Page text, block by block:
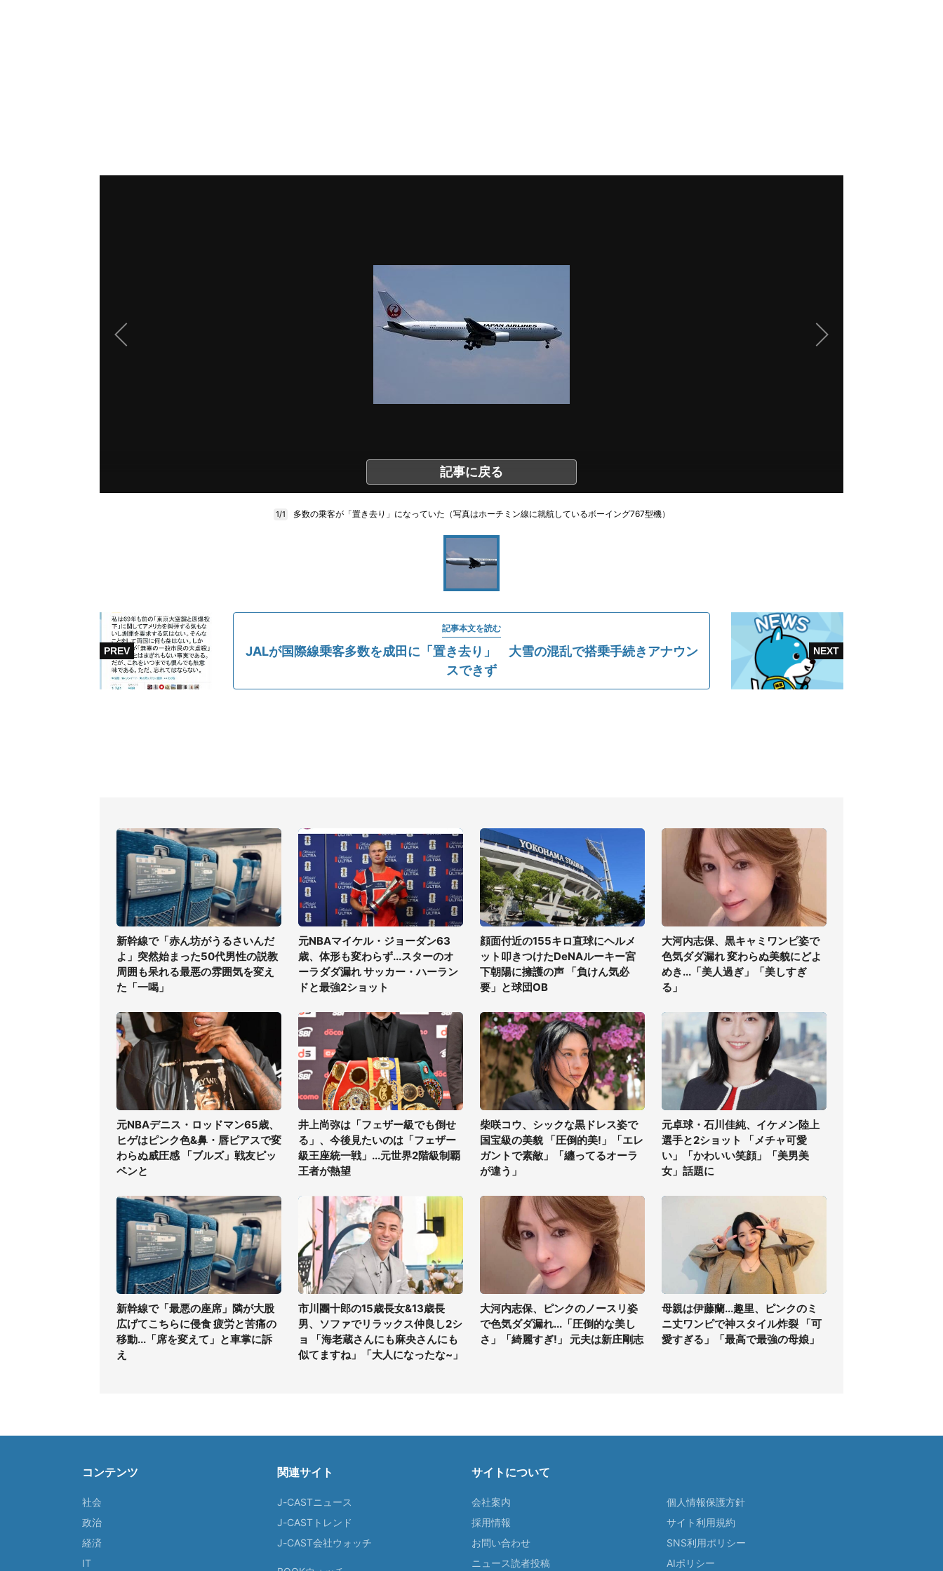
記事に戻る
1/1 多数の乗客が「置き去り」になっていた（写真はホーチミン線に就航しているボーイング767型機）
記事本文を読む
JALが国際線乗客多数を成田に「置き去り」 大雪の混乱で搭乗手続きアナウン
スできず
新幹線で「赤ん坊がうるさいんだ
よ」突然始まった50代男性の説教
周囲も呆れる最悪の雰囲気を変え
た「一喝」
元NBAマイケル・ジョーダン63
歳、体形も変わらず...スターのオ
ーラダダ漏れ サッカー・ハーラン
ドと最強2ショット
顔面付近の155キロ直球にヘルメ
ット叩きつけたDeNAルーキー宮
下朝陽に擁護の声 「負けん気必
要」と球団OB
大河内志保、黒キャミワンピ姿で
色気ダダ漏れ 変わらぬ美貌にどよ
めき...「美人過ぎ」「美しすぎ
る」
元NBAデニス・ロッドマン65歳、
ヒゲはピンク色&鼻・唇ピアスで変
わらぬ威圧感 「ブルズ」戦友ピッ
ペンと
井上尚弥は「フェザー級でも倒せ
る」、今後見たいのは「フェザー
級王座統一戦」...元世界2階級制覇
王者が熱望
柴咲コウ、シックな黒ドレス姿で
国宝級の美貌 「圧倒的美!」「エレ
ガントで素敵」「纏ってるオーラ
が違う」
元卓球・石川佳純、イケメン陸上
選手と2ショット 「メチャ可愛
い」「かわいい笑顔」「美男美
女」話題に
新幹線で「最悪の座席」隣が大股
広げてこちらに侵食 疲労と苦痛の
移動...「席を変えて」と車掌に訴
え
市川團十郎の15歳長女&13歳長
男、ソファでリラックス仲良し2シ
ョ 「海老蔵さんにも麻央さんにも
似てますね」「大人になったな~」
大河内志保、ピンクのノースリ姿
で色気ダダ漏れ...「圧倒的な美し
さ」「綺麗すぎ!」 元夫は新庄剛志
母親は伊藤蘭...趣里、ピンクのミ
ニ丈ワンピで神スタイル炸裂 「可
愛すぎる」「最高で最強の母娘」
コンテンツ
社会
政治
経済
IT
関連サイト
J-CASTニュース
J-CASTトレンド
J-CAST会社ウォッチ
サイトについて
会社案内
採用情報
お問い合わせ
ニュース読者投稿
個人情報保護方針
サイト利用規約
SNS利用ポリシー
AIポリシー